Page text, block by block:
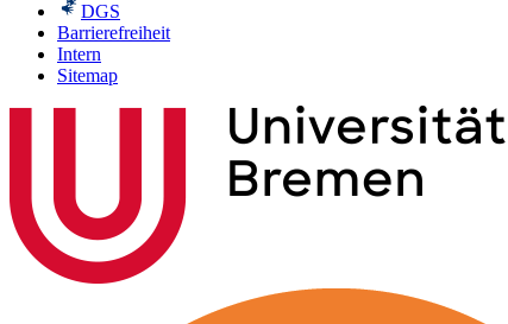
DGS
Barrierefreiheit
Intern
Sitemap